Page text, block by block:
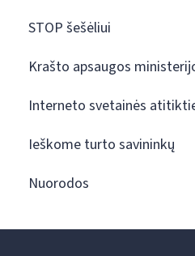
STOP šešėliui
Krašto apsaugos
Interneto svetainės
Ieškome turto savininkų
Nuorodos